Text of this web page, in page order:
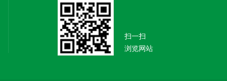
扫一扫
浏览网站